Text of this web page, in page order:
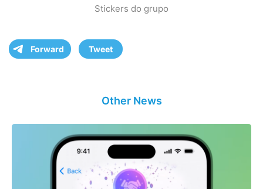
Stickers do grupo
Forward Tweet
Other News